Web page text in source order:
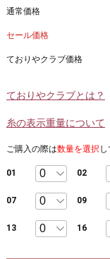
通常価格
セール価格
ておりやクラブ価格
ておりやクラブとは？
糸の表示重量について
ご購入の際は数量を選択
01 02
07 09
13 16